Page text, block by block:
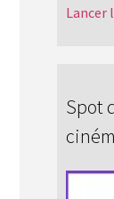
Lancer
Spot